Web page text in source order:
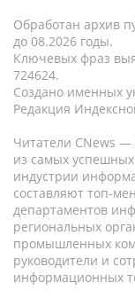
Обработан архив
до 08.2026 годы.
Ключевых фраз
724624.
Создано именных
Редакция
Читатели CNews —
из самых
индустрии
составляют топ-
департаментов
региональных
промышленных
руководители и
информационных